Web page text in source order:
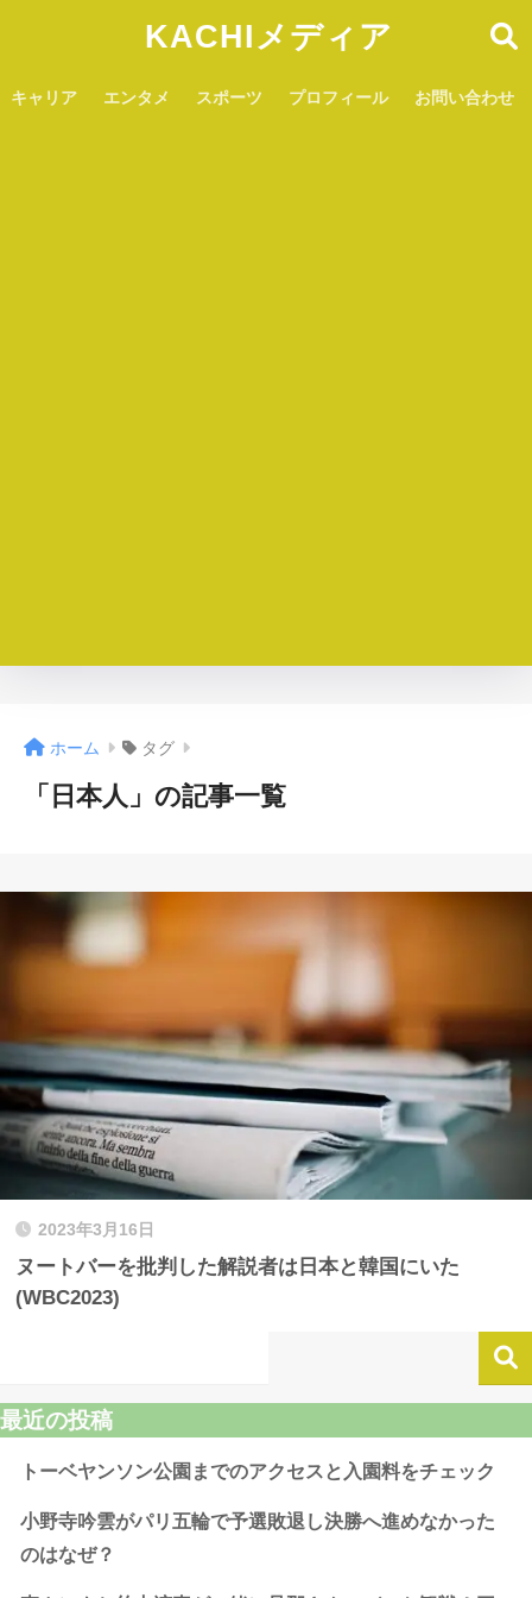
KACHIメディア
キャリア エンタメ スポーツ プロフィール お問い合わせ
ホーム タグ
「日本人」の記事一覧
2023年3月16日
ヌートバーを批判した解説者は日本と韓国にいた
(WBC2023)
最近の投稿
トーベヤンソン公園までのアクセスと入園料をチェック
小野寺吟雲がパリ五輪で予選敗退し決勝へ進めなかった
のはなぜ？